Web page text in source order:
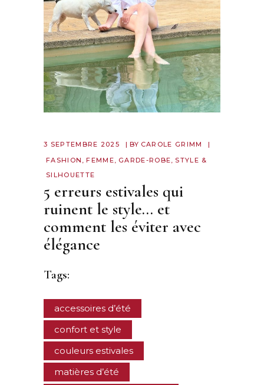
3 SEPTEMBRE 2025 BY CAROLE GRIMM
FASHION ,FEMME, GARDE-ROBE, STYLE &
SILHOUETTE
5 erreurs estivales qui
ruinent le style… et
comment les éviter avec
élégance
Tags:
accessoires d’été
confort et style
couleurs estivales
matières d’été